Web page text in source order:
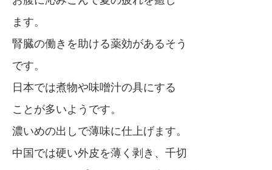
ます。
腎臓の働きを助ける薬効があるそう
です。
日本では煮物や味噌汁の具にする
ことが多いようです。
濃いめの出しで薄味に仕上げます。
中国では硬い外皮を薄く剥き、千切